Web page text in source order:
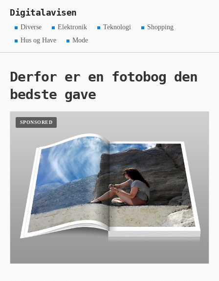
Digitalavisen
Diverse Elektronik Teknologi
Shopping
Hus og Have
Mode
Derfor er en fotobog den
bedste gave